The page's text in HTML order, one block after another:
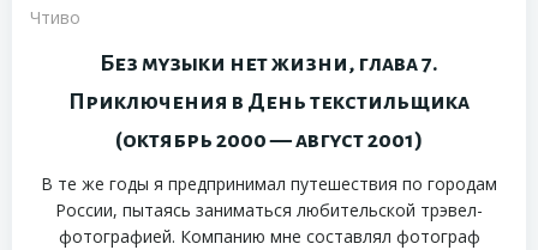
Чтиво
Без музыки нет жизни, глава 7.
Приключения в День текстильщика
(октябрь 2000 — август 2001)
В те же годы я предпринимал путешествия по городам
России, пытаясь заниматься любительской трэвел-
фотографией. Компанию мне составлял фотограф